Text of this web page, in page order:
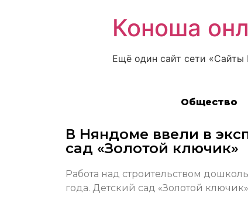
Коноша
Ещё один сайт сети «Сайты
Общество
В Няндоме ввели в
сад «Золотой ключик»
Работа над строительством
года. Детский сад «Золотой